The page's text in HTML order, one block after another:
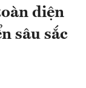
diện
sâu sắc